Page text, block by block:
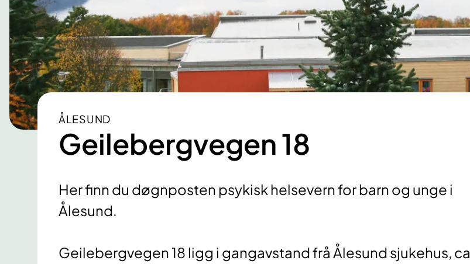
ÅLESUND
Geilebergvegen 18
Her finn du døgnposten psykisk helsevern for barn og unge i
Ålesund.
Geilebergvegen 18 ligg i gangavstand frå Ålesund sjukehus, ca